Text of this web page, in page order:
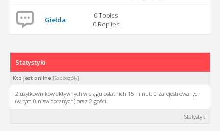
Giełda
0 Topics
0 Replies
Statystyki
Kto jest online[Szczegóły]
2 użytkowników aktywnych w ciągu ostatnich 15 minut: 0 zarejestrowanych
(w tym 0 niewidocznych) oraz 2 gości.
| Statystyki